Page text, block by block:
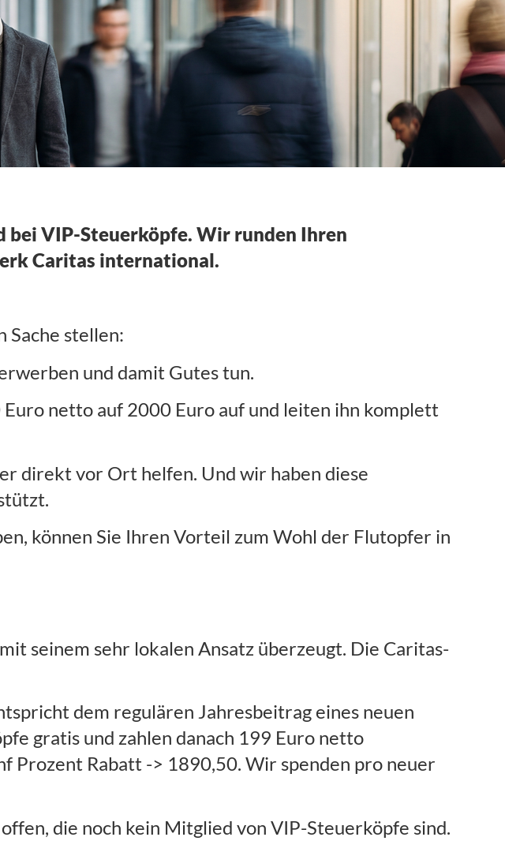
bei VIP-Steuerköpfe. Wir runden Ihren
Caritas international.
Sache stellen:
und damit Gutes tun.
netto auf 2000 Euro auf und leiten ihn komplett
direkt vor Ort helfen. Und wir haben diese
können Sie Ihren Vorteil zum Wohl der Flutopfer in
seinem sehr lokalen Ansatz überzeugt. Die Caritas-
dem regulären Jahresbeitrag eines neuen
gratis und zahlen danach 199 Euro netto
Prozent Rabatt -> 1890,50. Wir spenden pro neuer
die noch kein Mitglied von VIP-Steuerköpfe sind.